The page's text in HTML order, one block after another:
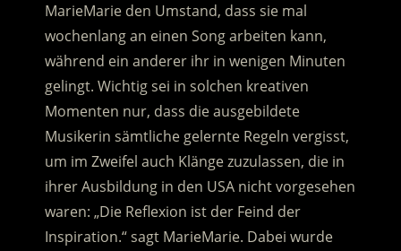
MarieMarie den Umstand, dass sie mal
wochenlang an einen Song arbeiten kann,
während ein anderer ihr in wenigen Minuten
gelingt. Wichtig sei in solchen kreativen
Momenten nur, dass die ausgebildete
Musikerin sämtliche gelernte Regeln vergisst,
um im Zweifel auch Klänge zuzulassen, die in
ihrer Ausbildung in den USA nicht vorgesehen
waren: „Die Reflexion ist der Feind der
Inspiration.“ sagt MarieMarie. Dabei wurde